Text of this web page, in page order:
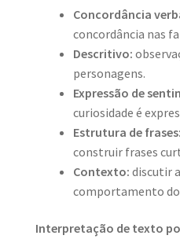
Concordância
concordância nas
Descritivo:
personagens.
Expressão de
curiosidade é
Estrutura de frases:
construir frases
Contexto: discutir
comportamento
Interpretação de texto